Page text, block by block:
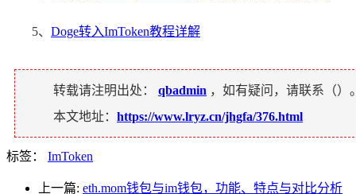
5、 Doge转入ImToken教程详解
转载请注明出处： qbadmin ，如有疑问，请联系（）。
本文地址： https://www.lryz.cn/jhgfa/376.html
标签： ImToken
上一篇: eth.mom钱包与im钱包，功能、特点与对比分析